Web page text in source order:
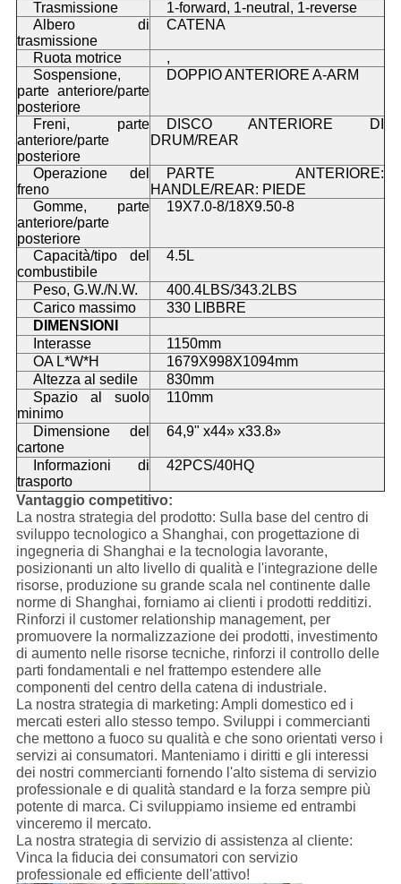
Trasmissione
1-forward, 1-neutral, 1-reverse
Albero di
trasmissione
CATENA
Ruota motrice
,
Sospensione,
parte anteriore/parte
posteriore
DOPPIO ANTERIORE A-ARM
Freni, parte
anteriore/parte
posteriore
DISCO ANTERIORE DI
DRUM/REAR
Operazione del
freno
PARTE ANTERIORE:
HANDLE/REAR: PIEDE
Gomme, parte
anteriore/parte
posteriore
19X7.0-8/18X9.50-8
Capacità/tipo del
combustibile
4.5L
Peso, G.W./N.W.
400.4LBS/343.2LBS
Carico massimo
330 LIBBRE
DIMENSIONI
Interasse
1150mm
OA L*W*H
1679X998X1094mm
Altezza al sedile
830mm
Spazio al suolo
minimo
110mm
Dimensione del
cartone
64,9" x44» x33.8»
Informazioni di
trasporto
42PCS/40HQ
Vantaggio competitivo:
La nostra strategia del prodotto: Sulla base del centro di
sviluppo tecnologico a Shanghai, con progettazione di
ingegneria di Shanghai e la tecnologia lavorante,
posizionanti un alto livello di qualità e l'integrazione delle
risorse, produzione su grande scala nel continente dalle
norme di Shanghai, forniamo ai clienti i prodotti redditizi.
Rinforzi il customer relationship management, per
promuovere la normalizzazione dei prodotti, investimento
di aumento nelle risorse tecniche, rinforzi il controllo delle
parti fondamentali e nel frattempo estendere alle
componenti del centro della catena di industriale.
La nostra strategia di marketing: Ampli domestico ed i
mercati esteri allo stesso tempo. Sviluppi i commercianti
che mettono a fuoco su qualità e che sono orientati verso i
servizi ai consumatori. Manteniamo i diritti e gli interessi
dei nostri commercianti fornendo l'alto sistema di servizio
professionale e di qualità standard e la forza sempre più
potente di marca. Ci sviluppiamo insieme ed entrambi
vinceremo il mercato.
La nostra strategia di servizio di assistenza al cliente:
Vinca la fiducia dei consumatori con servizio
professionale ed efficiente dell'attivo!